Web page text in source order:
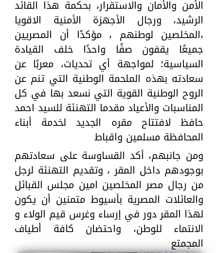
الأمن والأمان والاستقرار، بحكمة هذا القائد
الرشيد، ورجال الأجهزة الأمنية الاقويا
،المخلصين لوطنهم ، مؤكدًا أن المصريين
جميعًا يقفون صفًا واحدًا خلف القيادة
السياسية؛ لمواجهة أي تحديات، معربًا عن
سعادته بهذه الملحمة الوطنية التي تنم عن
الروح الوطنية القوية التي نسعد بها في كل
المناسبات والأعياد مقدما التهنئة للسيد احمد
حافظ لافتتاح مقره الجديد لخدمة أبناء
المحافظة مسلمين واقباط
ومن جانبهم، أكد القساوسة على سعادتهم
بوجودهم داخل المقر ، وتقديم التهنئة لرجل
من رجال مصر المخلصين امين مجلس القبائل
والعائلات المصرية بأسيوط متمنين أن يكون
لهذا المقر دور في إرساء وغرس قيم الولاء و
الانتماء للوطن، واحتضان كافة أطياف
المجمتع